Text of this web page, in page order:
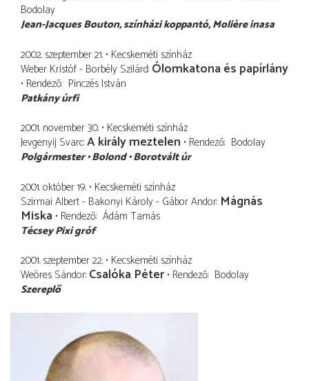
Bodolay
Jean-Jacques Bouton színházi koppantó, Molière inasa
2002. szeptember 21. Kecskeméti színház
Weber Kristóf - Borbély Szilárd Ólomkatona és papírlány
Rendező Pinczés István
Patkány úrfi
2001. november 30. Kecskeméti színház
Jevgenyij Svarc A király meztelen Rendező Bodolay
Polgármester Bolond Borotvált úr
2001. október 19. Kecskeméti színház
Szirmai Albert - Bakonyi Károly - Gábor Andor Mágnás
Miska Rendező Ádám Tamás
Técsey Pixi gróf
2001. szeptember 22. Kecskeméti színház
Weöres Sándor Csalóka Péter Rendező Bodolay
Szereplő